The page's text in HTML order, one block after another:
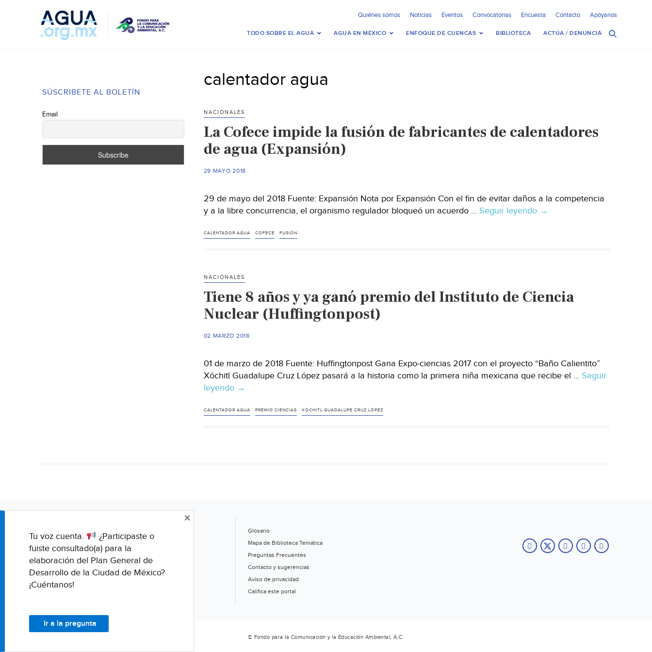
Quiénes somos Noticias Eventos Convocatorias Encuesta Contacto Apóyanos
TODO SOBRE EL AGUA AGUA EN MÉXICO ENFOQUE DE CUENCAS BIBLIOTECA ACTÚA / DENUNCIA
SÚSCRIBETE AL BOLETÍN
Email
calentador agua
NACIONALES
La Cofece impide la fusión de fabricantes de calentadores
de agua (Expansión)
29 MAYO 2018
29 de mayo del 2018 Fuente: Expansión Nota por Expansión Con el fin de evitar daños a la competencia
y a la libre concurrencia, el organismo regulador bloqueó un acuerdo … Seguir leyendo La
de
→
CALENTADOR AGUA COFECE FUSIÓN
NACIONALES
Tiene 8 años y ya ganó premio del Instituto de Ciencia
Nuclear (Huffingtonpost)
02 MARZO 2018
01 de marzo de 2018 Fuente: Huffingtonpost Gana Expo-ciencias 2017 con el proyecto “Baño Calientito”
Xóchitl Guadalupe Cruz López pasará a la historia como la primera niña mexicana que recibe el … Seguir
leyendo Tiene
años
(Huffingtonpost)
→
CALENTADOR AGUA PREMIO CIENCIAS XÓCHITL GUADALUPE CRUZ LÓPEZ
Glosario
Mapa de Biblioteca Temática
Preguntas Frecuentes
Contacto y sugerencias
Aviso de privacidad
Califica este portal
© Fondo para la Comunicación y la Educación Ambiental, A.C.
Tu voz cuenta.
¿Participaste o
fuiste consultado(a) para la
elaboración del Plan General de
Desarrollo de la Ciudad de México?
¡Cuéntanos!
Ir a la pregunta
×